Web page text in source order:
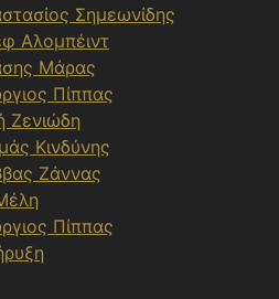
Σημεωνίδης
Αλομπέιντ
Μάρας
Πίππας
Ζενιώδη
Κινδύνης
Ζάννας
Πίππας